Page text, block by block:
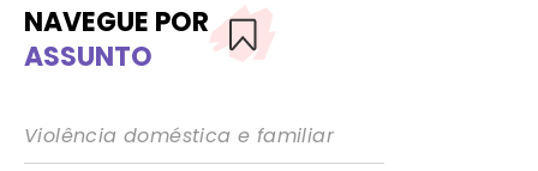
NAVEGUE POR
ASSUNTO
Violência doméstica e familiar